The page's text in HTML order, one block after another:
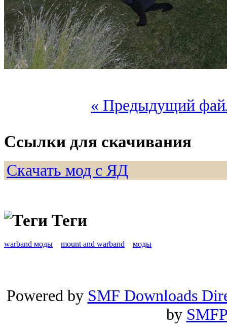
« Предыдущий
Ссылки для скачивания
Скачать мод с ЯД
Теги
warband моды mount and warband моды
Powered by SMF Downloads
by